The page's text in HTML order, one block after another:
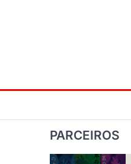
PARCEIROS